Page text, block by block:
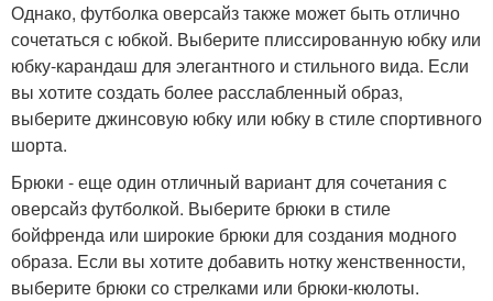
Однако, футболка оверсайз также может быть отлично
сочетаться с юбкой. Выберите плиссированную юбку или
юбку-карандаш для элегантного и стильного вида. Если
вы хотите создать более расслабленный образ,
выберите джинсовую юбку или юбку в стиле спортивного
шорта.
Брюки - еще один отличный вариант для сочетания с
оверсайз футболкой. Выберите брюки в стиле
бойфренда или широкие брюки для создания модного
образа. Если вы хотите добавить нотку женственности,
выберите брюки со стрелками или брюки-кюлоты.